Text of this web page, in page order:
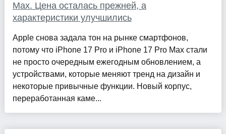
Max. Цена осталась прежней, а
характеристики улучшились
Apple снова задала тон на рынке смартфонов,
потому что iPhone 17 Pro и iPhone 17 Pro Max стали
не просто очередным ежегодным обновлением, а
устройствами, которые меняют тренд на дизайн и
некоторые привычные функции. Новый корпус,
переработанная каме...